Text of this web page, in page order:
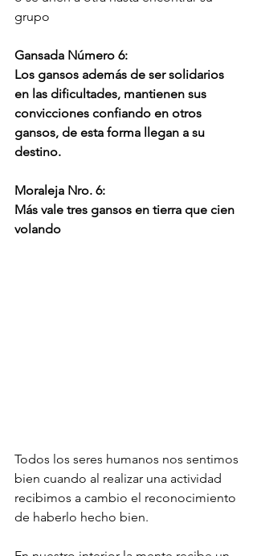
grupo
Gansada Número 6:
Los gansos además de ser solidarios
en las dificultades, mantienen sus
convicciones confiando en otros
gansos, de esta forma llegan a su
destino.
Moraleja Nro. 6:
Más vale tres gansos en tierra que cien
volando
Todos los seres humanos nos sentimos
bien cuando al realizar una actividad
recibimos a cambio el reconocimiento
de haberlo hecho bien.